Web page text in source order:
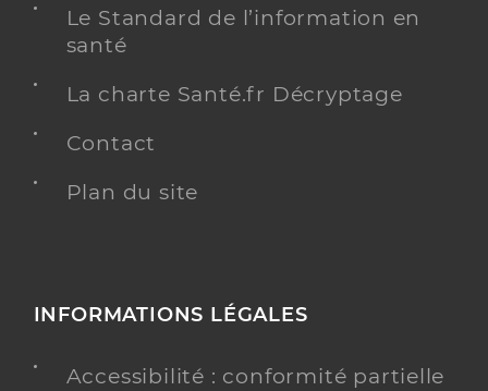
Le Standard de l’information en
santé
La charte Santé.fr Décryptage
Contact
Plan du site
INFORMATIONS LÉGALES
Accessibilité : conformité partielle